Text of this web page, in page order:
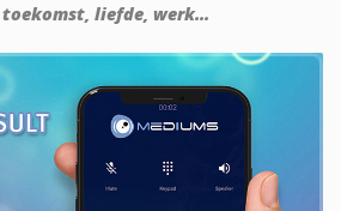
toekomst, liefde, werk...